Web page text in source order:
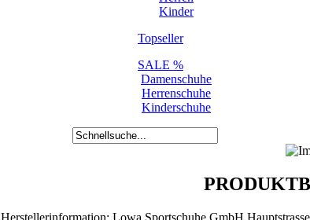
Kinder
Topseller
SALE %
Damenschuhe
Herrenschuhe
Kinderschuhe
Herstellerinformation: Lowa Sportschuhe GmbH Hauptstrasse